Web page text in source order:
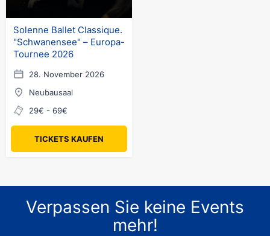
Solenne Ballet Classique.
"Schwanensee" – Europa-
Tournee 2026
28. November 2026
Neubausaal
29€ - 69€
TICKETS KAUFEN
Verpassen Sie keine Events
mehr!